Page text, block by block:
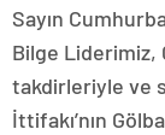
Sayın
Bilge Liderimiz,
takdirleriyle ve
İttifakı’nın